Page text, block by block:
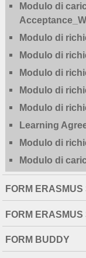
Modulo di
Modulo di
Modulo di
Modulo di
Modulo di
Modulo di
Learning
Modulo di
Modulo di
FORM ERASMUS
FORM ERASMUS
FORM BUDDY